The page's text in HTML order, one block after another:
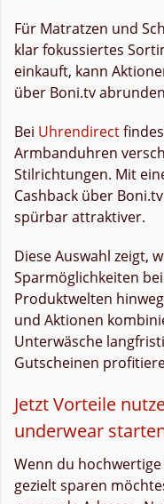
Für Matratzen und
klar fokussiertes
einkauft, kann
über Boni.tv
Bei Uhrendirect
Armbanduhren
Stilrichtungen. Mit
Cashback über
spürbar attraktiver.
Diese Auswahl zeigt,
Sparmöglichkeiten
Produktwelten
und Aktionen
Unterwäsche
Gutscheinen
Jetzt Vorteile
underwear
Wenn du
gezielt sparen